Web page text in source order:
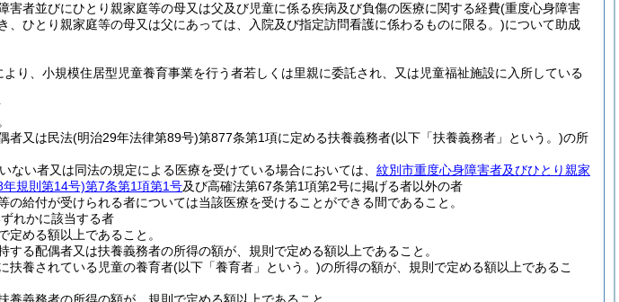
害者並びにひとり親家庭等の母又は父及び児童に係る疾病及び負傷の医療に関する経費(重度心身障害
、ひとり親家庭等の母又は父にあっては、入院及び指定訪問看護に係わるものに限る。)について助成
り、小規模住居型児童養育事業を行う者若しくは里親に委託され、又は児童福祉施設に入所している
者又は民法(明治29年法律第89号)第877条第1項に定める扶養義務者(以下「扶養義務者」という。)の所
い者又は同法の規定による医療を受けている場合においては、 紋別市重度心身障害者及びひとり親家
年規則第14号)第7条第1項第1号及び高確法第67条第1項第2号に掲げる者以外の者
給付が受けられる者については当該医療を受けることができる間であること。
れかに該当する者
める額以上であること。
る配偶者又は扶養義務者の所得の額が、規則で定める額以上であること。
扶養されている児童の養育者(以下「養育者」という。)の所得の額が、規則で定める額以上であるこ